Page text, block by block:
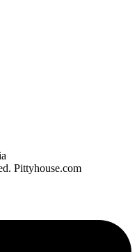
Pittyhouse.com